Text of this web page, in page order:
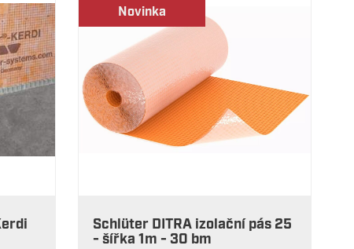
Novinka
Schlüter DITRA izolační pás 25
- šířka 1m - 30 bm